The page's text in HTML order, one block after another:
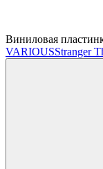
Виниловая
VARIOUSStranger